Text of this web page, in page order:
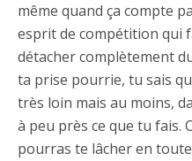
même quand ça compte
esprit de compétition qui
détacher complètement
ta prise pourrie, tu sais
très loin mais au moins,
à peu près ce que tu fais.
pourras te lâcher en